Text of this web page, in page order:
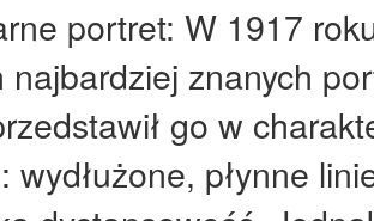
portret: W 1917
najbardziej znanych
go w
wydłużone, płynne